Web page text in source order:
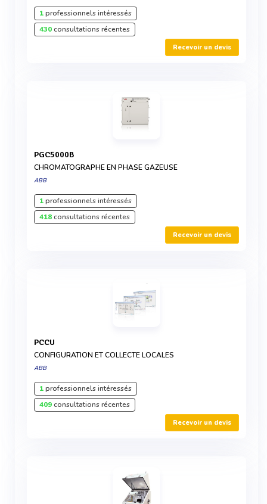
1professionnels intéressés
430consultations récentes
Recevoir un devis
PGC5000B
CHROMATOGRAPHE EN PHASE GAZEUSE
ABB
1professionnels intéressés
418consultations récentes
Recevoir un devis
PCCU
CONFIGURATION ET COLLECTE LOCALES
ABB
1professionnels intéressés
409consultations récentes
Recevoir un devis